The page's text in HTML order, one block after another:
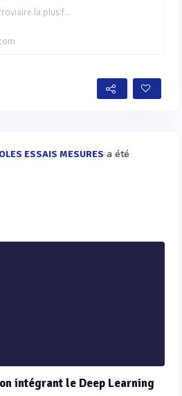
la plus f...
ESSAIS MESURES a été
intégrant le Deep Learning